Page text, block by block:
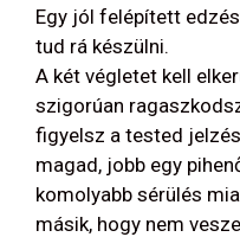
Egy jól felépített
tud rá készülni.
A két végletet kell
szigorúan
figyelsz a tested
magad, jobb egy
komolyabb sérülés
másik, hogy nem